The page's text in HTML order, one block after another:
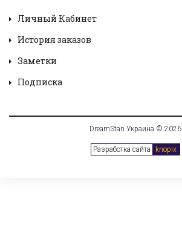
Личный Кабинет
История заказов
Заметки
Подписка
DreamStan Украина © 2026
Разработка сайта knopix